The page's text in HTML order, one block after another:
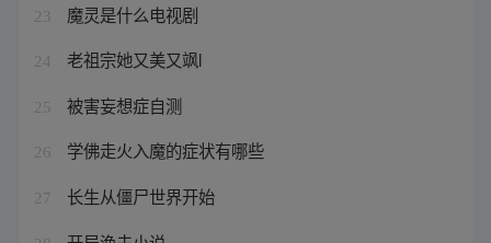
23 魔灵是什么电视剧
24 老祖宗她又美又飒l
25 被害妄想症自测
26 学佛走火入魔的症状有哪些
27 长生从僵尸世界开始